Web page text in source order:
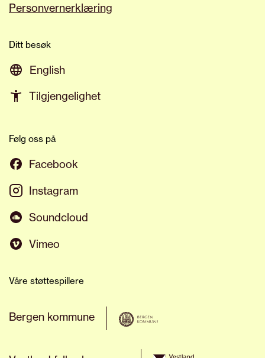
Personvernerklæring
Ditt besøk
English
Tilgjengelighet
Følg oss på
Facebook
Instagram
Soundcloud
Vimeo
Våre støttespillere
Bergen kommune